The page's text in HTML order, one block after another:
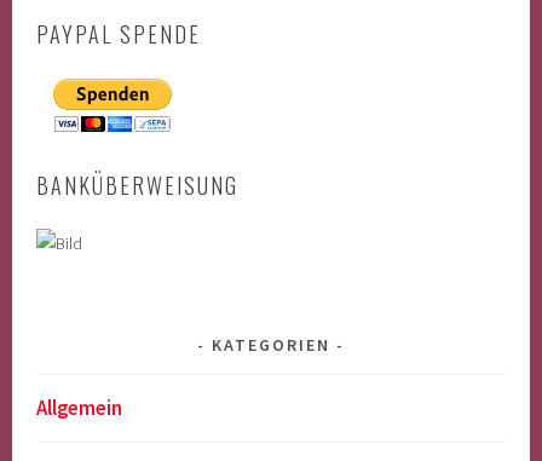
PAYPAL SPENDE
BANKÜBERWEISUNG
KATEGORIEN
Allgemein